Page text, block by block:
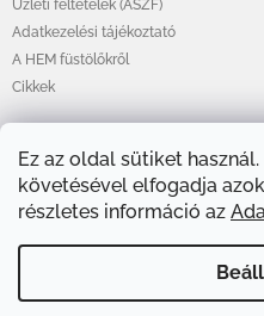
Ez az oldal sütiket
követésével elfogadja
részletes információ az
Üzleti feltételek (ÁSZF)
Adatkezelési tájékoztató
A HEM füstölőkről
Cikkek
Online fizetési